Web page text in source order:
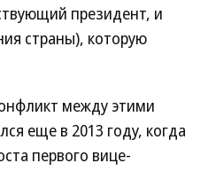
президент, и
страны), которую
между этими
еще в 2013 году, когда
первого вице-